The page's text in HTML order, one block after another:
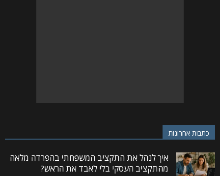
כתבות אחרונות
איך לנהל את התקציב המשפחתי בהפרדה מלאה
מהתקציב העסקי בלי לאבד את הראש?